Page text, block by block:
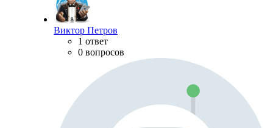
Виктор Петров
1 ответ
0 вопросов